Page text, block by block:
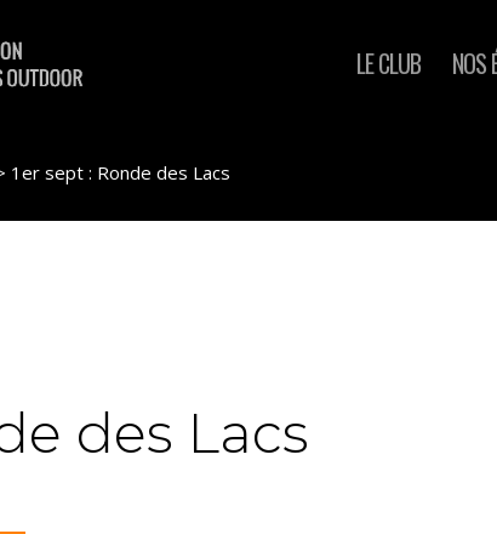
LE CLUB NOS
1er sept : Ronde des Lacs
des Lacs